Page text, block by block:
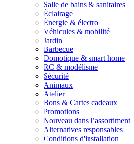
Salle de bains & sanitaires
Éclairage
Énergie & électro
Véhicules & mobilité
Jardin
Barbecue
Domotique & smart home
RC & modélisme
Sécurité
Animaux
Atelier
Bons & Cartes cadeaux
Promotions
Nouveau dans l’assortiment
Alternatives responsables
Conditions d'installation